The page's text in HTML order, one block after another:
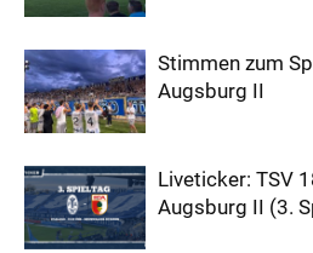
Stimmen zum
Augsburg II
Liveticker: TSV
Augsburg II (3.